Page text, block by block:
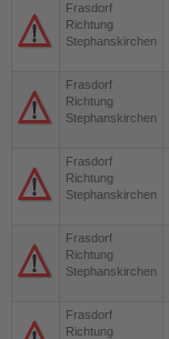
Frasdorf
Richtung
Stephanskirchen
Frasdorf
Richtung
Stephanskirchen
Frasdorf
Richtung
Stephanskirchen
Frasdorf
Richtung
Stephanskirchen
Frasdorf
Richtung